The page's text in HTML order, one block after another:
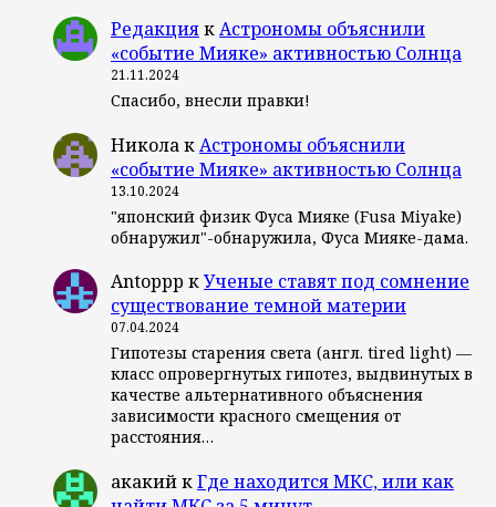
РедакциякАстрономы объяснили
«событие Мияке» активностью Солнца
21.11.2024
Спасибо, внесли правки!
НиколакАстрономы объяснили
«событие Мияке» активностью Солнца
13.10.2024
"японский физик Фуса Мияке (Fusa Miyake)
обнаружил"-обнаружила, Фуса Мияке-дама.
Antoppp кУченые ставят под сомнение
существование темной материи
07.04.2024
Гипотезы старения света (англ. tired light) —
класс опровергнутых гипотез, выдвинутых в
качестве альтернативного объяснения
зависимости красного смещения от
расстояния…
акакийкГде находится МКС, или как